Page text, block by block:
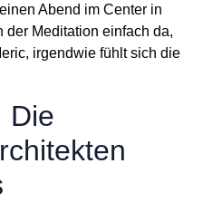
Abend im Center in
der Meditation einfach da,
irgendwie fühlt sich die
Die